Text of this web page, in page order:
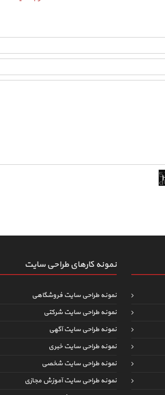
نمونه کارهای طراحی سایت
نمونه طراحی سایت فروشگاهی
نمونه طراحی سایت شرکتی
نمونه طراحی سایت آگهی
نمونه طراحی سایت خبری
نمونه طراحی سایت شخصی
نمونه طراحی سایت آموزش مجازی